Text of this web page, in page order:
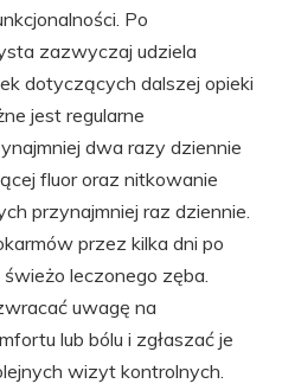
Po
zazwyczaj udziela
dotyczących dalszej opieki
jest regularne
dwa razy dziennie
fluor oraz nitkowanie
przynajmniej raz dziennie.
przez kilka dni po
leczonego zęba.
uwagę na
lub bólu i zgłaszać je
wizyt kontrolnych.